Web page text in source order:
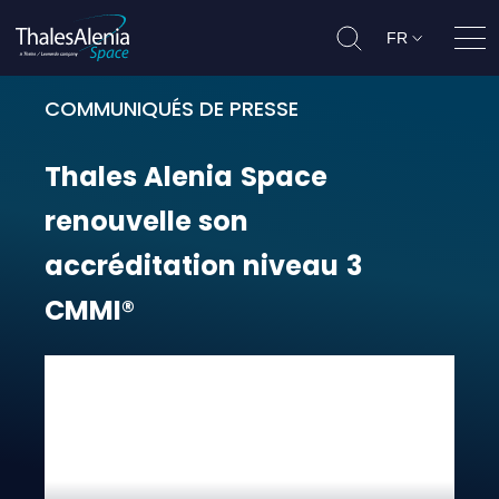
FR
COMMUNIQUÉS DE PRESSE
Thales Alenia Space renouvelle
ThalesAlenia Space
renouvelleson
accréditation niveau 3
CMMI®